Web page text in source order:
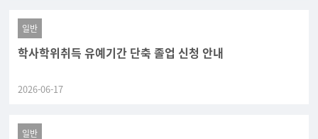
일반
학사학위취득 유예기간 단축 졸업 신청 안내
2026-06-17
일반